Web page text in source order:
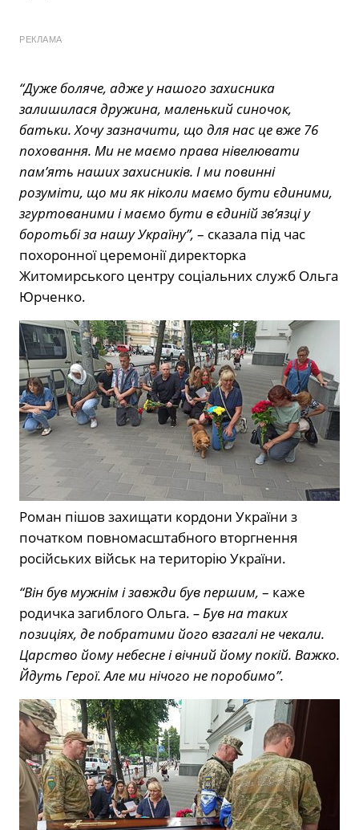
РЕКЛАМА
“Дуже боляче, адже у нашого захисника
залишилася дружина, маленький синочок,
батьки. Хочу зазначити, що для нас це вже 76
поховання. Ми не маємо права нівелювати
пам’ять наших захисників. І ми повинні
розуміти, що ми як ніколи маємо бути єдиними,
згуртованими і маємо бути в єдиній зв’язці у
боротьбі за нашу Україну”, – сказала під час
похоронної церемонії директорка
Житомирського центру соціальних служб Ольга
Юрченко.
Роман пішов захищати кордони України з
початком повномасштабного вторгнення
російських військ на територію України.
“Він був мужнім і завжди був першим, – каже
родичка загиблого Ольга. – Був на таких
позиціях, де побратими його взагалі не чекали.
Царство йому небесне і вічний йому покій. Важко.
Йдуть Герої. Але ми нічого не поробимо”.